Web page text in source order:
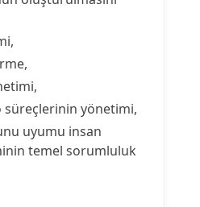
yönetimi,
uyumu insan
temel sorumluluk